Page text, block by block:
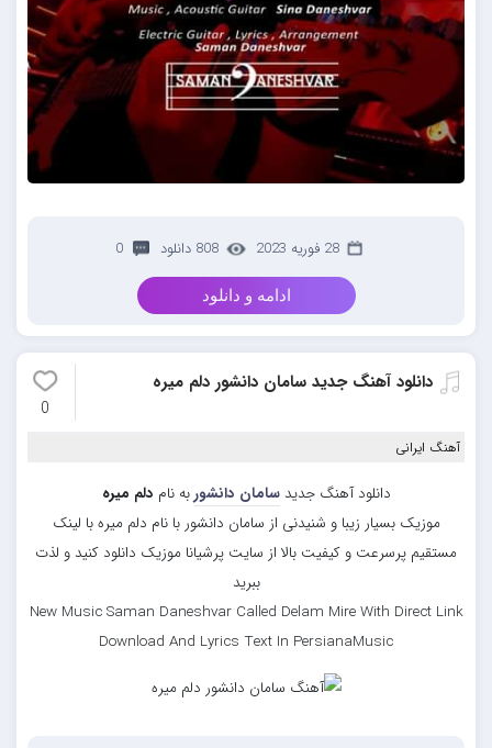
28 فوریه 2023 808 دانلود 0
ادامه و دانلود
دانلود آهنگ جدید سامان دانشور دلم میره
0
آهنگ ایرانی
دانلود آهنگ جدیدسامان دانشوربه نام دلم میره
موزیک بسیار زیبا و شنیدنی از سامان دانشور با نام دلم میره با لینک
مستقیم پرسرعت و کیفیت بالا از سایت پرشیانا موزیک دانلود کنید و لذت
ببرید
New Music Saman Daneshvar Called Delam Mire With Direct Link
Download And Lyrics Text In PersianaMusic